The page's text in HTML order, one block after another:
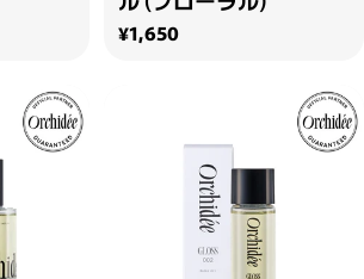
通常価格
¥1,650